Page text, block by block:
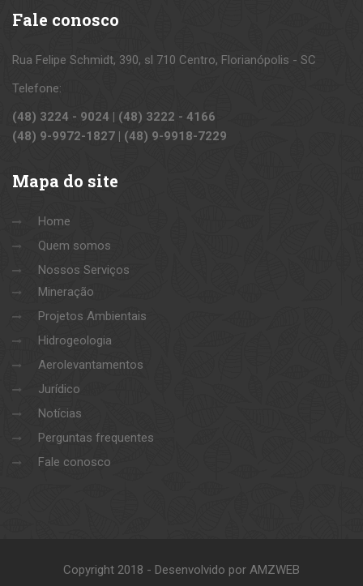
Fale conosco
Rua Felipe Schmidt, 390, sl 710 Centro, Florianópolis - SC
Telefone:
(48) 3224 - 9024 | (48) 3222 - 4166
(48) 9-9972-1827 | (48) 9-9918-7229
Mapa do site
Home
Quem somos
Nossos Serviços
Mineração
Projetos Ambientais
Hidrogeologia
Aerolevantamentos
Jurídico
Notícias
Perguntas frequentes
Fale conosco
Copyright 2018 - Desenvolvido por AMZWEB